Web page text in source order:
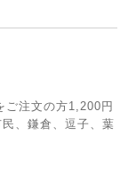
ご注文の方1,200円
、鎌倉、逗子、葉